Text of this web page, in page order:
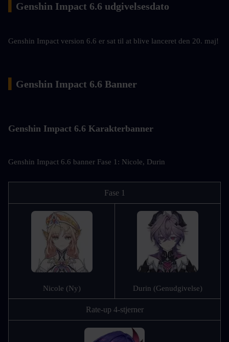
Genshin Impact 6.6 udgivelsesdato
Genshin Impact version 6.6 er sat til at blive lanceret den 20. maj!
Genshin Impact 6.6 Banner
Genshin Impact 6.6 Karakterbanner
Genshin Impact 6.6 banner Fase 1: Nicole, Durin
Fase 1
Nicole (Ny) Durin (Genudgivelse)
Rate-up 4-stjerner